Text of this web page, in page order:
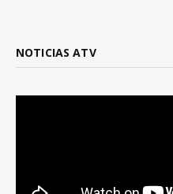
NOTICIAS ATV